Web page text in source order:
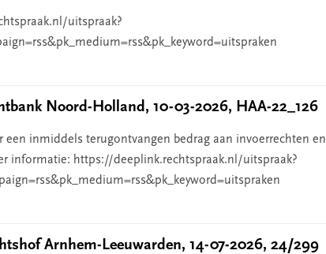
uitspraak?
Noord-Holland, 10-03-2026, HAA-22_126
een inmiddels terugontvangen bedrag aan invoerrechten en
informatie: https://deeplink.rechtspraak.nl/uitspraak?
Arnhem-Leeuwarden, 14-07-2026, 24/299